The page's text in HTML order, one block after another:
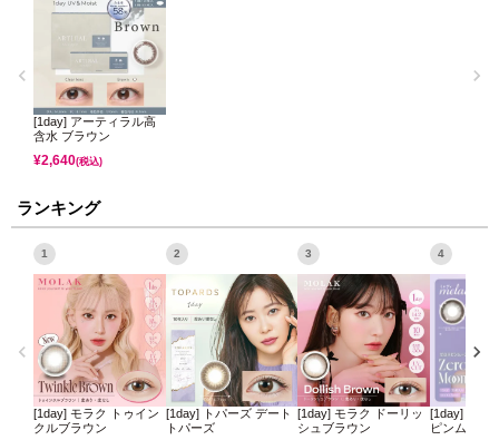
[1day] アーティラル高
含水 ブラウン
¥2,640(税込)
ランキング
1
[1day] モラク トゥイン
クルブラウン
2
[1day] トパーズ デート
トパーズ
3
[1day] モラク ドーリッ
シュブラウン
4
[1day] ミレ
ピンムーン